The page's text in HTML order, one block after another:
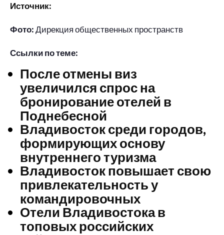
Источник:
Фото:Дирекция общественных пространств
Ссылки по теме:
После отмены виз
увеличился спрос на
бронирование отелей в
Поднебесной
Владивосток среди городов,
формирующих основу
внутреннего туризма
Владивосток повышает свою
привлекательность у
командировочных
Отели Владивостока в
топовых российских